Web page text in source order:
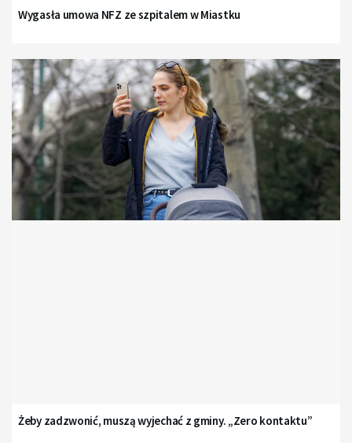
Wygasła umowa NFZ ze szpitalem w Miastku
Żeby zadzwonić, muszą wyjechać z gminy. „Zero kontaktu”